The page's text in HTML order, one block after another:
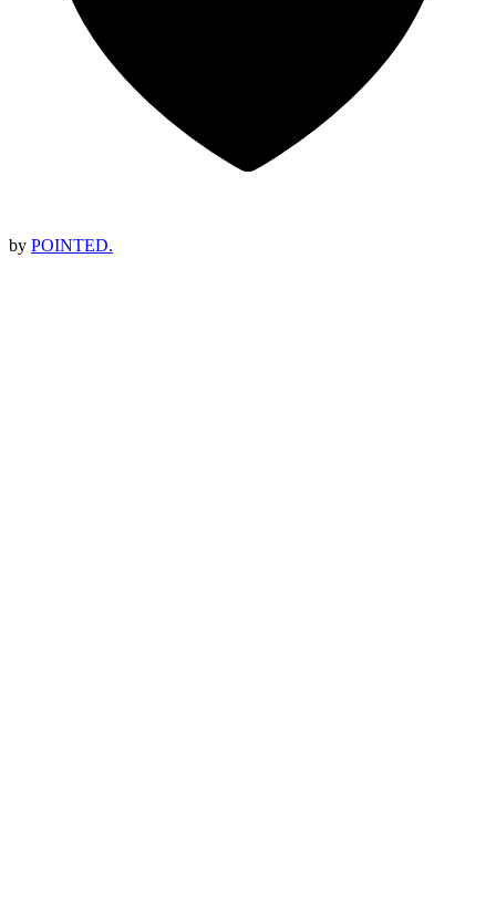
by POINTED.